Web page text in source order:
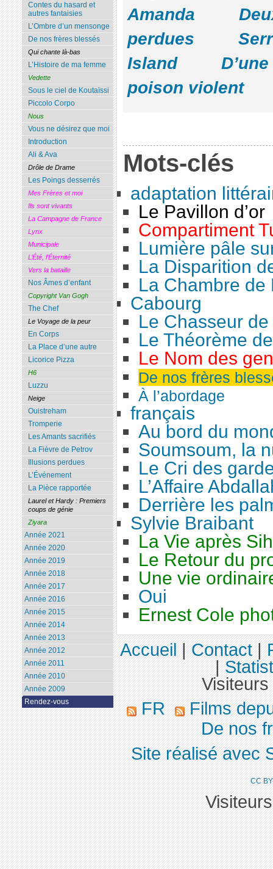
Amanda
perdues
Island
poison violent
Mots-clés
adaptation
Le Pavillon d’or
Compartiment
Lumière pâle
La Disparition
La Chambre de
Cabourg
Le Chasseur
Le Théorème
Le Nom des
De nos frères
À l’abordage
français
Au bord du
Soumsoum, la
Le Cri des
L’Affaire
Derrière les
Sylvie Braibant
La Vie après
Le Retour du
Une vie
Oui
Ernest Cole
Contes du hasard et
autres fantaisies
L’Ombre d’un mensonge
De nos frères blessés
Qui chante là-bas
L’Histoire de ma femme
Vedette
Sous le ciel de Koutaïssi
Piccolo Corpo
Nous
Vous ne désirez que moi
Introduction
Ali & Ava
Drôle de Drame
Les Poings desserrés
Mes Frères et moi
Ils sont vivants
La Campagne de France
Lynx
Municipale
L’Été, l’Éternité
Vers la bataille
Nos Âmes d’enfant
Copyright Van Gogh
The Chef
Le Voyage de la peur
En Corps
La Place d’une autre
Licorice Pizza
H6
Luzzu
Neige
Ouistreham
Tromperie
Les Amants sacrifiés
La Fièvre de Petrov
Illusions perdues
L’Événement
La Pièce rapportée
Laurel et Hardy : Premiers
coups de génie
Ziyara
Année 2021
Année 2020
Année 2019
Année 2018
Année 2017
Année 2016
Année 2015
Année 2014
Année 2013
Année 2012
Année 2011
Année 2010
Année 2009
Rendez-vous
Accueil|Contact|
|
FR
Films
De nos
Site réalisé avec
CC